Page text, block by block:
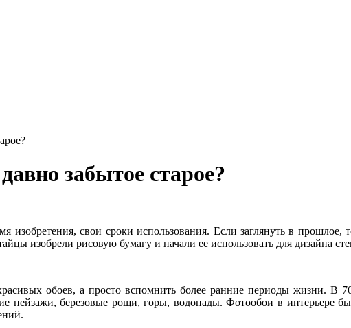
забытое старое?
изобретения, свои сроки использования. Если заглянуть в
изобрели рисовую бумагу и начали ее использовать для дизайна
обоев, а просто вспомнить более ранние периоды жизни. В
пейзажи, березовые рощи, горы, водопады. Фотообои в интерьере